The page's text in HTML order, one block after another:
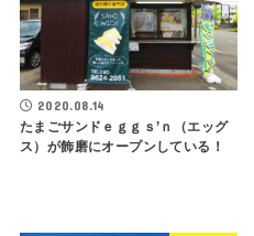
2020.08.14
たまごサンドｅｇｇｓ’ｎ（エッグ
ス）が飾磨にオープンしている！